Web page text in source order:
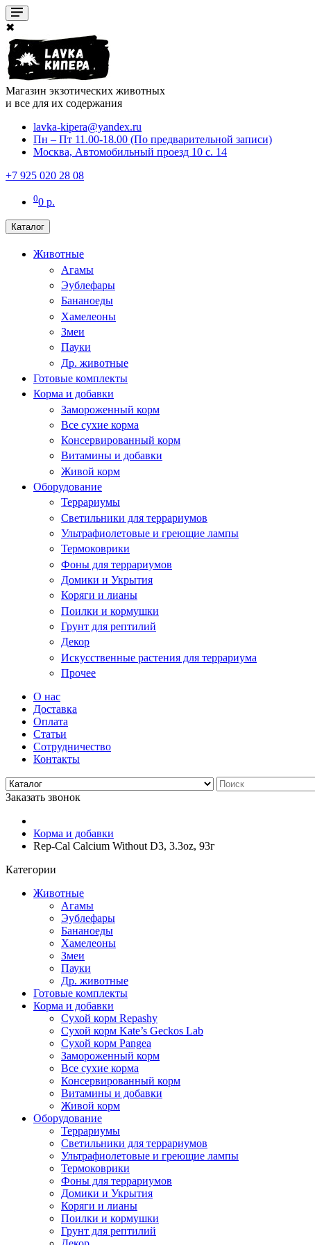
✖
Магазин экзотических животных
и все для их содержания
lavka-kipera@yandex.ru
Пн – Пт 11.00-18.00 (По предварительной записи)
Москва, Автомобильный проезд 10 с. 14
+7 925 020 28 08
00 р.
Каталог
Животные
Агамы
Эублефары
Бананоеды
Хамелеоны
Змеи
Пауки
Др. животные
Готовые комплекты
Корма и добавки
Замороженный корм
Все сухие корма
Консервированный корм
Витамины и добавки
Живой корм
Оборудование
Террариумы
Светильники для террариумов
Ультрафиолетовые и греющие лампы
Термоковрики
Фоны для террариумов
Домики и Укрытия
Коряги и лианы
Поилки и кормушки
Грунт для рептилий
Декор
Искусственные растения для террариума
Прочее
О нас
Доставка
Оплата
Статьи
Сотрудничество
Контакты
Заказать звонок
Корма и добавки
Rep-Cal Calcium Without D3, 3.3oz, 93г
Категории
Животные
Агамы
Эублефары
Бананоеды
Хамелеоны
Змеи
Пауки
Др. животные
Готовые комплекты
Корма и добавки
Сухой корм Repashy
Сухой корм Kate’s Geckos Lab
Сухой корм Pangea
Замороженный корм
Все сухие корма
Консервированный корм
Витамины и добавки
Живой корм
Оборудование
Террариумы
Светильники для террариумов
Ультрафиолетовые и греющие лампы
Термоковрики
Фоны для террариумов
Домики и Укрытия
Коряги и лианы
Поилки и кормушки
Грунт для рептилий